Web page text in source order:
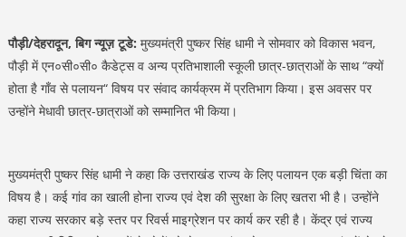
पौड़ी/देहरादून, बिग न्यूज़ टूडे: मुख्यमंत्री पुष्कर सिंह धामी ने सोमवार को विकास भवन,
पौड़ी में एन०सी०सी० कैडेट्स व अन्य प्रतिभाशाली स्कूली छात्र-छात्राओं के साथ “क्यों
होता है गाँव से पलायन“ विषय पर संवाद कार्यक्रम में प्रतिभाग किया। इस अवसर पर
उन्होंने मेधावी छात्र-छात्राओं को सम्मानित भी किया।
मुख्यमंत्री पुष्कर सिंह धामी ने कहा कि उत्तराखंड राज्य के लिए पलायन एक बड़ी चिंता का
विषय है। कई गांव का खाली होना राज्य एवं देश की सुरक्षा के लिए खतरा भी है। उन्होंने
कहा राज्य सरकार बड़े स्तर पर रिवर्स माइग्रेशन पर कार्य कर रही है। केंद्र एवं राज्य